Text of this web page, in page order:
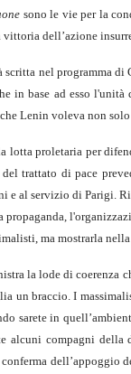
sono le vie per la
vittoria dell’azione
nel programma
in base ad esso
Lenin voleva non
proletaria per
trattato di pace
e al servizio di
ma mostrarla nella
la lode di
un braccio. I
in
alcuni compagni